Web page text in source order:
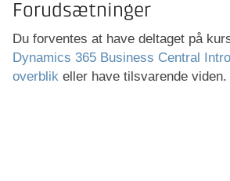
Forudsætninger
Du forventes at have deltaget på
Dynamics 365 Business Central
overblik eller have tilsvarende viden.